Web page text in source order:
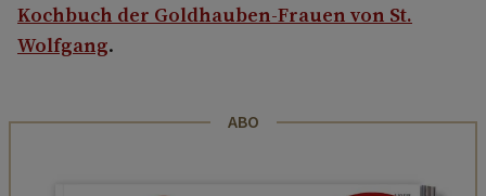
Kochbuch der Goldhauben-Frauen von St.
Wolfgang.
ABO